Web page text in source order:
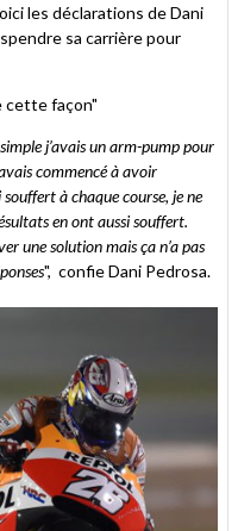
les déclarations de Dani
sa carrière pour
cette façon"
j’avais un arm-pump pour
commencé à avoir
souffert à chaque course, je ne
en ont aussi souffert.
une solution mais ça n’a pas
", confie Dani Pedrosa.